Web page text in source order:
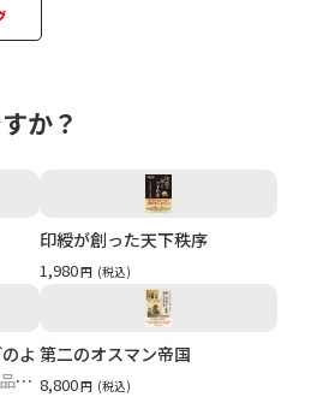
か？
印綬が創った天下秩序
1,980円 (税込)
よ
品切
第二のオスマン帝国
8,800円 (税込)